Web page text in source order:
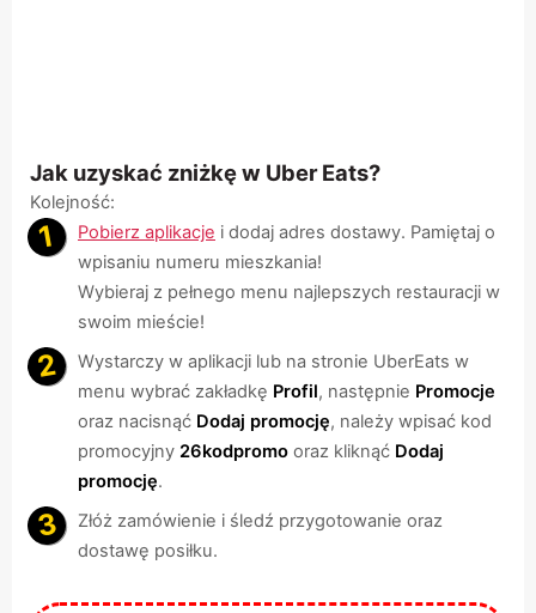
Jak uzyskać zniżkę w Uber Eats?
Kolejność:
Pobierz aplikacje i dodaj adres dostawy. Pamiętaj o
wpisaniu numeru mieszkania!
Wybieraj z pełnego menu najlepszych restauracji w
swoim mieście!
Wystarczy w aplikacji lub na stronie UberEats w
menu wybrać zakładkę Profil, następnie Promocje
oraz nacisnąć Dodaj promocję, należy wpisać kod
promocyjny 26kodpromo oraz kliknąć Dodaj
promocję.
Złóż zamówienie i śledź przygotowanie oraz
dostawę posiłku.